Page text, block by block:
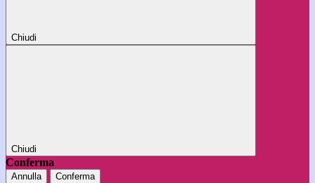
Chiudi
Chiudi
Conferma
Annulla Conferma